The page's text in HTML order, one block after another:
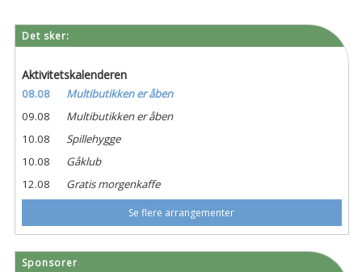
Det sker:
Aktivitetskalenderen
08.08
Multibutikken er åben
09.08
Multibutikken er åben
10.08
Spillehygge
10.08
Gåklub
12.08
Gratis morgenkaffe
Se flere arrangementer
Sponsorer